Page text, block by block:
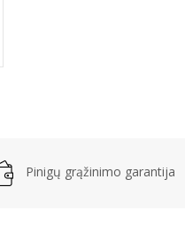
Pinigų grąžinimo garantija